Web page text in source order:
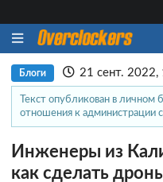
Блоги 21 сент. 2022,
Текст опубликован в личном
отношения к администрации
Инженеры из
как сделать